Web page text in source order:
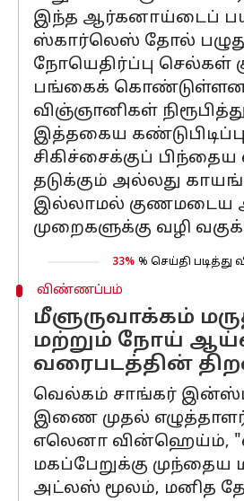
இந்த ஆர்கனாய்டைப்
ஸ்கார்லெஸ் தோல்
நோயெதிர்ப்பு செல்கள்
பங்கைக்
விஞ்ஞானிகள்
இத்தகைய
சிகிச்சைக்குப்
தடுக்கும் அல்லது
இல்லாமல் குணமடைய
முறைகளுக்கு வழி
33% % செய்தி படித்து
விண்ணப்பம்
மீளுருவாக்கம்
மற்றும் நோய்
வரைபடத்தின்
வெல்கம் சாங்கர்
இணை முதல்
எலெனா வின்ஹெய்ம்,
மகப்பேறுக்கு
அட்லஸ் மூலம், மனித